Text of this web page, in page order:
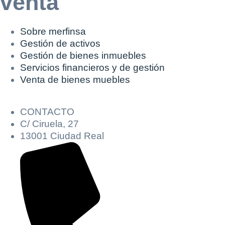
Sobre merfinsa
Gestión de activos
Gestión de bienes inmuebles
Servicios financieros y de gestión
Venta de bienes muebles
CONTACTO
C/ Ciruela, 27
13001 Ciudad Real
Solicitar
documentación
sobre la peritación
Rellene este formulario y recibirá en su email el
enlace para descargar la documentación
Nombre y Apellidos*
Email*
Razón social*
Teléfono*
Nombre y Apellidos*
Importe en €*
Sobre Merfinsa
Venta de bienes muebles
Vehículos
Maquinaria Industrial